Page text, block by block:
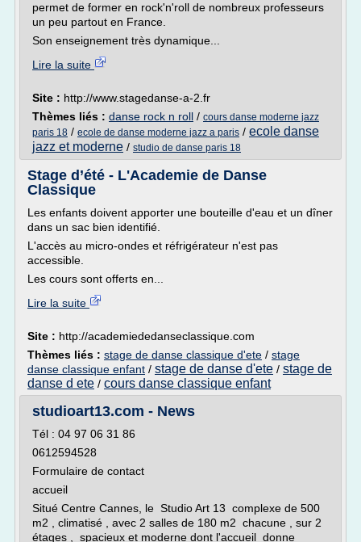
permet de former en rock'n'roll de nombreux professeurs
un peu partout en France.
Son enseignement très dynamique...
Lire la suite
Site : http://www.stagedanse-a-2.fr
Thèmes liés : danse rock n roll / cours danse moderne jazz
paris 18 / ecole de danse moderne jazz a paris / ecole danse
jazz et moderne / studio de danse paris 18
Stage d’été - L'Academie de Danse
Classique
Les enfants doivent apporter une bouteille d'eau et un dîner
dans un sac bien identifié.
L'accès au micro-ondes et réfrigérateur n'est pas
accessible.
Les cours sont offerts en...
Lire la suite
Site : http://academiededanseclassique.com
Thèmes liés : stage de danse classique d'ete / stage
danse classique enfant / stage de danse d'ete / stage de
danse d ete / cours danse classique enfant
studioart13.com - News
Tél : 04 97 06 31 86
0612594528
Formulaire de contact
accueil
Situé Centre Cannes, le Studio Art 13 complexe de 500
m2 , climatisé , avec 2 salles de 180 m2 chacune , sur 2
étages , spacieux et moderne dont l'accueil donne